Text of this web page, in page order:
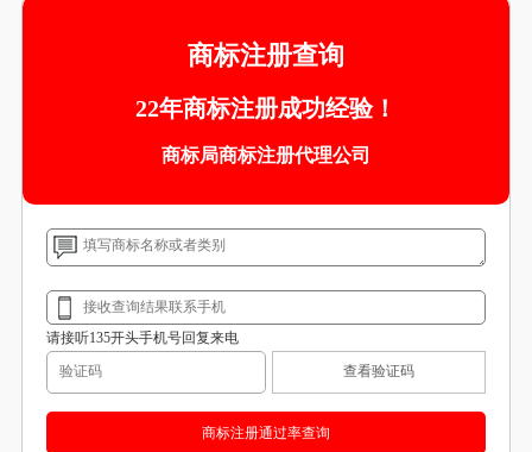
商标注册查询
22年商标注册成功经验！
商标局商标注册代理公司
请接听135开头手机号回复来电
查看验证码